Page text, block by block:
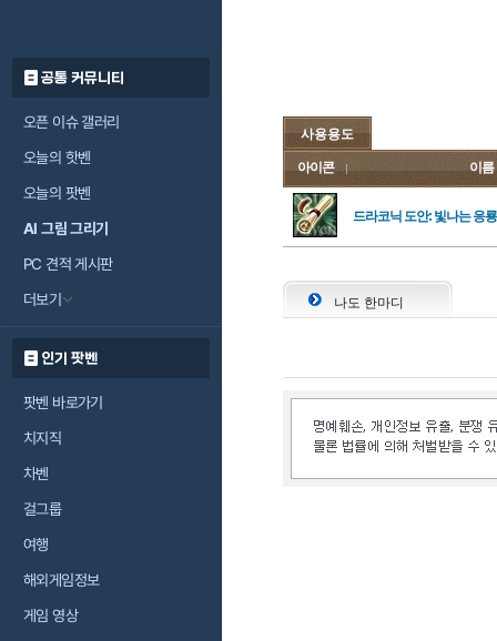
공통 커뮤니티
오픈 이슈 갤러리
오늘의 핫벤
오늘의 팟벤
AI 그림 그리기
PC 견적 게시판
더보기
인기 팟벤
팟벤 바로가기
치지직
차벤
걸그룹
여행
해외게임정보
게임 영상
사용용도
아이콘 이름
드라코닉 도안: 빛나는 응
나도 한마디